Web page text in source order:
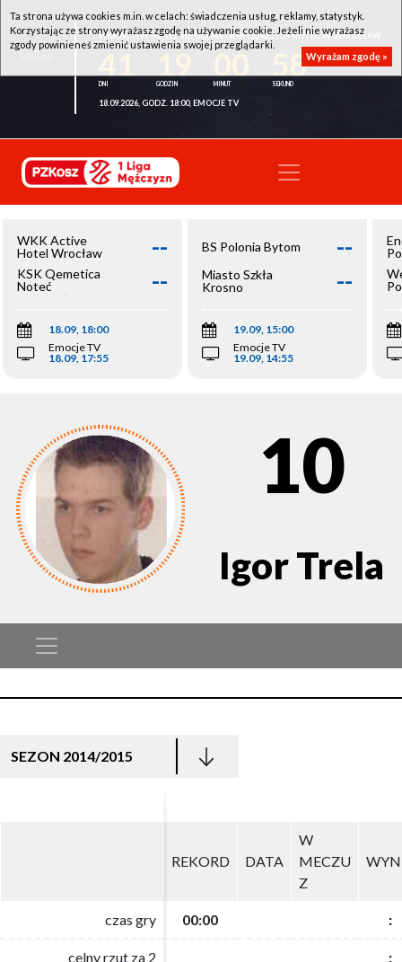
WKK ACTIVE HOTEL WROCŁAW - KSK QEMETICA NOTEĆ INOWROCŁAW
58
18.09.2026, GODZ. 18:00, EMOCJE TV
WKK Active
Hotel Wrocław
--
KSK Qemetica
Noteć
Inowrocław
--
18.09, 18:00
Emocje TV
18.09, 17:55
BS Polonia Bytom --
Miasto Szkła
Krosno
--
19.09, 15:00
Emocje TV
19.09, 14:55
10
Igor Trela
SEZON 2014/2015
REKORD DATA
W
MECZU
Z
czas gry 00:00 :
celny rzut za 2 :
REKORD DATA
W
MECZU
Z
czas gry 00:00 :
celny rzut za 2 :
Ta strona używa cookies m.in. w celach: świadczenia usług, reklamy, statystyk.
Korzystając ze strony wyrażasz zgodę na używanie cookie. Jeżeli nie wyrażasz
zgody powinieneś zmienić ustawienia swojej przeglądarki.
Wyrażam zgodę »